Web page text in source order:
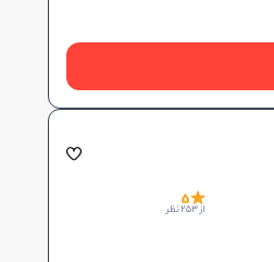
5
از 253 نظر